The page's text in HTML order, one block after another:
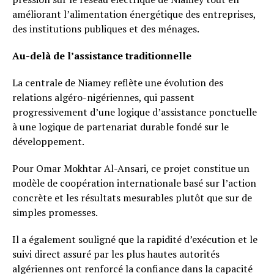
améliorant l’alimentation énergétique des entreprises,
des institutions publiques et des ménages.
Au-delà de l’assistance traditionnelle
La centrale de Niamey reflète une évolution des
relations algéro-nigériennes, qui passent
progressivement d’une logique d’assistance ponctuelle
à une logique de partenariat durable fondé sur le
développement.
Pour Omar Mokhtar Al-Ansari, ce projet constitue un
modèle de coopération internationale basé sur l’action
concrète et les résultats mesurables plutôt que sur de
simples promesses.
Il a également souligné que la rapidité d’exécution et le
suivi direct assuré par les plus hautes autorités
algériennes ont renforcé la confiance dans la capacité